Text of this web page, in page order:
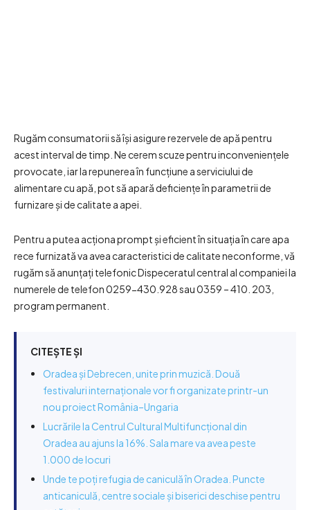
Rugăm consumatorii să îşi asigure rezervele de apă pentru
acest interval de timp. Ne cerem scuze pentru inconveniențele
provocate, iar la repunerea în funcţiune a serviciului de
alimentare cu apă, pot să apară deficienţe în parametrii de
furnizare şi de calitate a apei.
Pentru a putea acţiona prompt şi eficient în situaţia în care apa
rece furnizată va avea caracteristici de calitate neconforme, vă
rugăm să anunţaţi telefonic Dispeceratul central al companiei la
numerele de telefon 0259-430.928 sau 0359 – 410. 203,
program permanent.
CITEȘTE ȘI
Oradea și Debrecen, unite prin muzică. Două
festivaluri internaționale vor fi organizate printr-un
nou proiect România–Ungaria
Lucrările la Centrul Cultural Multifuncțional din
Oradea au ajuns la 16%. Sala mare va avea peste
1.000 de locuri
Unde te poți refugia de caniculă în Oradea. Puncte
anticaniculă, centre sociale și biserici deschise pentru